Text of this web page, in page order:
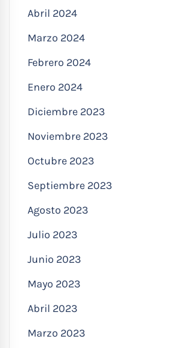
Abril 2024
Marzo 2024
Febrero 2024
Enero 2024
Diciembre 2023
Noviembre 2023
Octubre 2023
Septiembre 2023
Agosto 2023
Julio 2023
Junio 2023
Mayo 2023
Abril 2023
Marzo 2023